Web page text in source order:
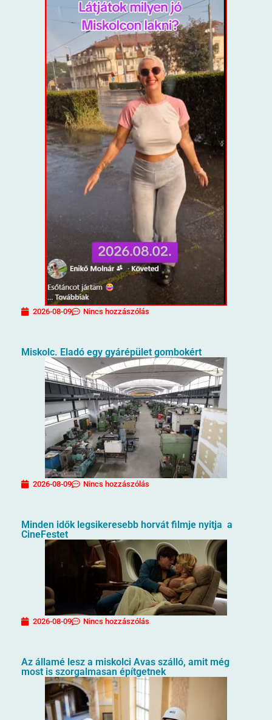
2026-08-09 Nincs hozzászólás
Miskolc. Eladó egy gyárépület gombokért
2026-08-09 Nincs hozzászólás
Minden idők legsikeresebb horvát filmje nyitja a
CineFestet
2026-08-09 Nincs hozzászólás
Az államé lesz a miskolci Avas szálló, amit még
most is szorgalmasan építgetnek